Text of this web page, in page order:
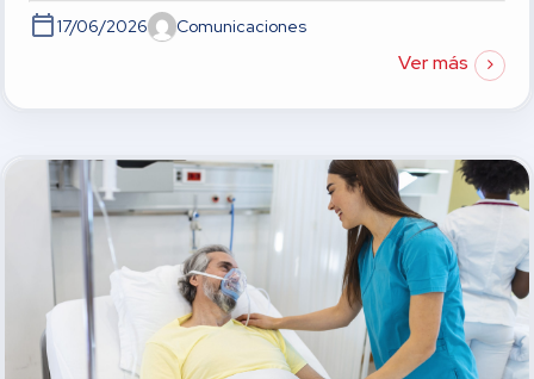
17/06/2026 Comunicaciones
Ver más